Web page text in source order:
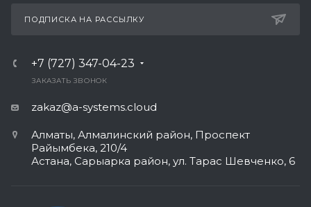
ПОДПИСКА НА РАССЫЛКУ
+7 (727) 347-04-23
ЗАКАЗАТЬ ЗВОНОК
zakaz@a-systems.cloud
Алматы, ​Алмалинский район, Проспект
Райымбека, 210/4
Астана, Сарыарка район, ул. Тарас Шевченко, 6​